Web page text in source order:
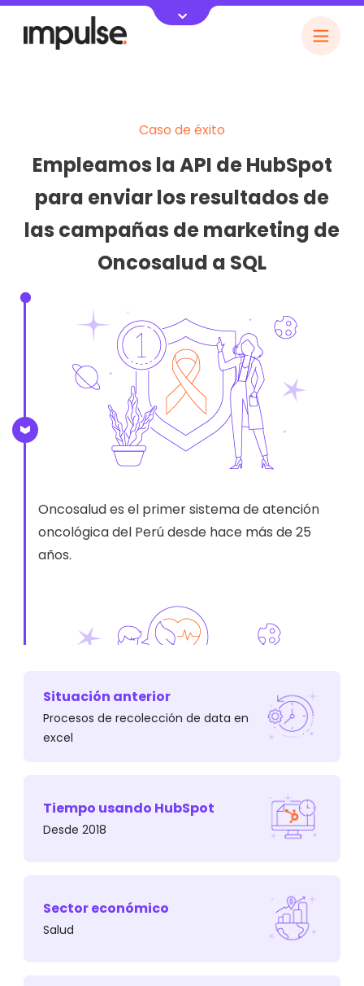
Caso de éxito
Empleamos la API de HubSpot
para enviar los resultados de
las campañas de marketing de
Oncosalud a SQL
Oncosalud es el primer sistema de atención
oncológica del Perú desde hace más de 25
años.
Tiene la misión de salvar vidas del cáncer a
través del fomento de una cultura de
Situación anterior
Procesos de recolección de data en
excel
Tiempo usando HubSpot
Desde 2018
Sector económico
Salud